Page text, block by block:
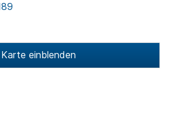
Karte einblenden